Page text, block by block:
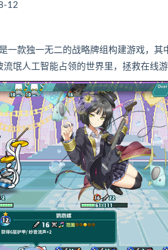
12
款独一无二的战略牌组构建游戏，其
氓人工智能占领的世界里，拯救在线